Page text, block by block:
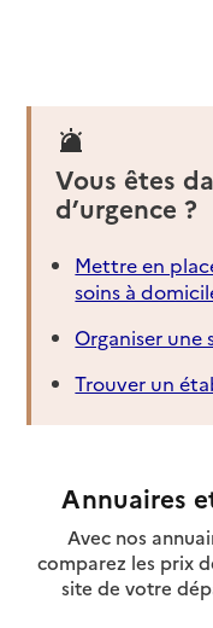
Vous êtes
d’urgence ?
Mettre en
soins à
Organiser
Trouver un
Annuaires
Avec nos
comparez les prix
site de votre